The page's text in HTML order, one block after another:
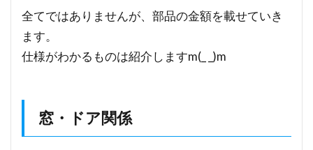
全てではありませんが、部品の金額を載せていき
ます。
仕様がわかるものは紹介しますm(_ _)m
窓・ドア関係